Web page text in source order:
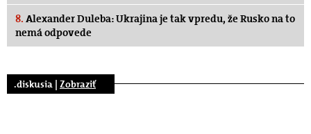
8. Alexander Duleba: Ukrajina je tak vpredu, že Rusko na to
nemá odpovede
.diskusia | Zobraziť